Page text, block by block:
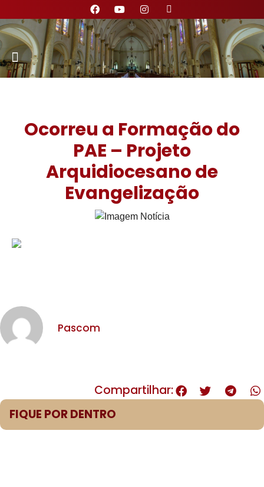
Ocorreu a Formação do
PAE – Projeto
Arquidiocesano de
Evangelização
Pascom
Compartilhar:
FIQUE POR DENTRO